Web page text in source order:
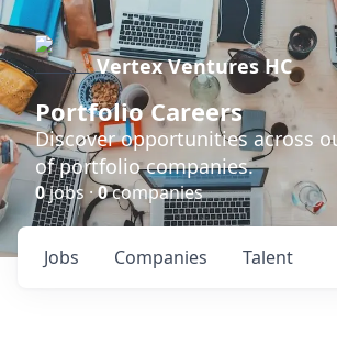
Vertex Ventures HC
Portfolio Careers
Discover opportunities across
of portfolio companies.
0jobs ·0companies
Jobs Companies Talent